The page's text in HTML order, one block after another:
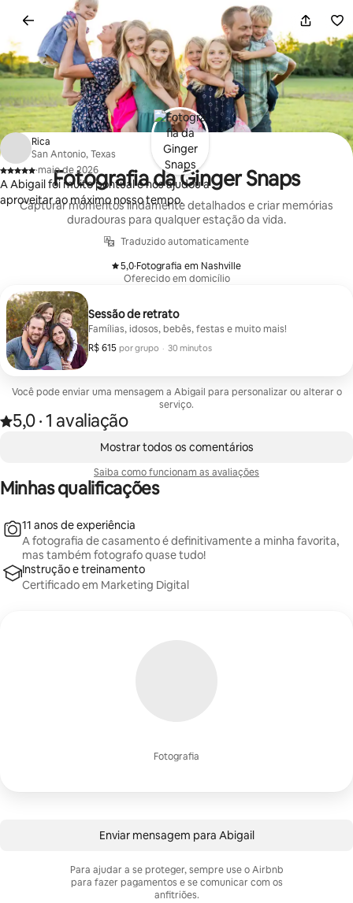
conteúdo
Fotografia da Ginger Snaps
Capturar momentos lindamente detalhados e criar memórias
duradouras para qualquer estação da vida.
Traduzido automaticamente
5,0
, ·Fotografia em Nashville
Oferecido em domicílio
Sessão de retrato
Famílias, idosos, bebês, festas e muito mais!
R$ 615 por grupo
R$ 615 por grupo
, · 30 minutos
Você pode enviar uma mensagem a Abigail para personalizar ou alterar o
serviço.
Avaliado com 5,0 de 5 estrelas, de um total de 1 avaliação
5,0
, ·1 avaliação
Rica
San Antonio, Texas
,
·maio de 2026
A Abigail foi muito pontual e nos ajudou a
aproveitar ao máximo nosso tempo.
Mostrar todos os comentários
Saiba como funcionam as avaliações
Minhas qualificações
Fotografia
11 anos de experiência
A fotografia de casamento é definitivamente a minha favorita,
mas também fotografo quase tudo!
Instrução e treinamento
Certificado em Marketing Digital
Enviar mensagem para Abigail
Para ajudar a se proteger, sempre use o Airbnb
para fazer pagamentos e se comunicar com os
anfitriões.